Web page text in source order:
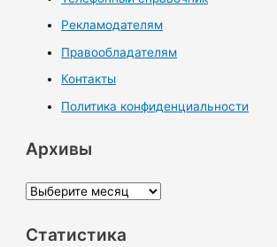
Рекламодателям
Правообладателям
Контакты
Политика конфиденциальности
Архивы
А
х
Статистика